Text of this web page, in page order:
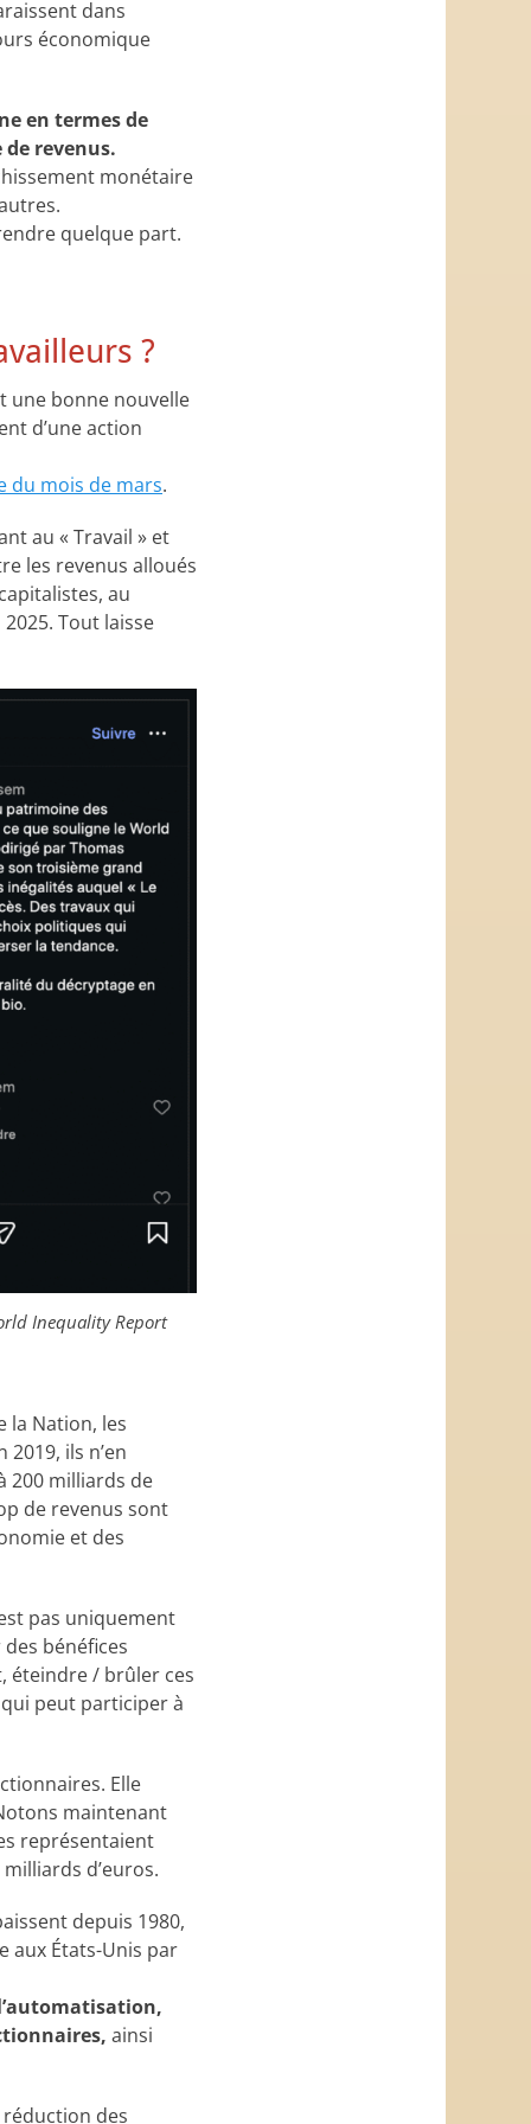
dans
économique
en termes de
revenus.
monétaire
quelque part.
?
une bonne nouvelle
d’une action
du mois de mars.
au « Travail » et
les revenus alloués
au
Tout laisse
Inequality Report
la Nation, les
ils n’en
200 milliards de
de revenus sont
et des
pas uniquement
bénéfices
éteindre / brûler ces
peut participer à
Elle
maintenant
représentaient
d’euros.
depuis 1980,
aux États-Unis par
ainsi
des